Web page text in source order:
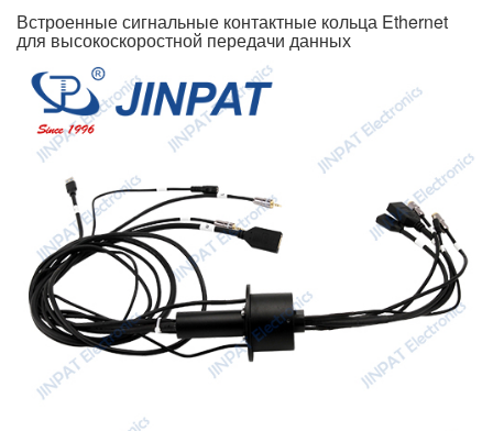
Встроенные сигнальные контактные кольца Ethernet
для высокоскоростной передачи данных